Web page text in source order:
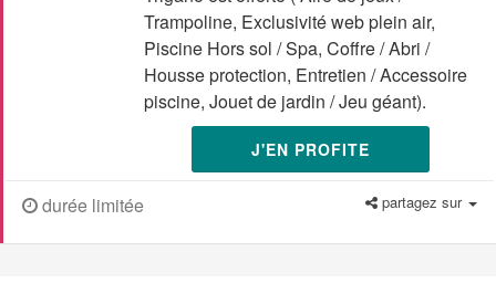
Trampoline, Exclusivité web plein air,
Piscine Hors sol / Spa, Coffre / Abri /
Housse protection, Entretien / Accessoire
piscine, Jouet de jardin / Jeu géant).
J'EN PROFITE
durée limitée partagez sur